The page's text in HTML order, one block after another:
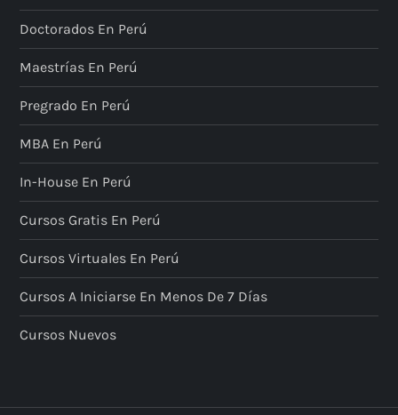
Doctorados En Perú
Maestrías En Perú
Pregrado En Perú
MBA En Perú
In-House En Perú
Cursos Gratis En Perú
Cursos Virtuales En Perú
Cursos A Iniciarse En Menos De 7 Días
Cursos Nuevos